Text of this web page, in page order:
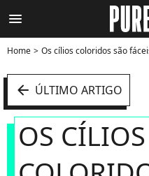
menu
Home Os cílios coloridos são fáceis de fazer: basta
arrow_left ÚLTIMO ARTIGO
OS CÍLIOS